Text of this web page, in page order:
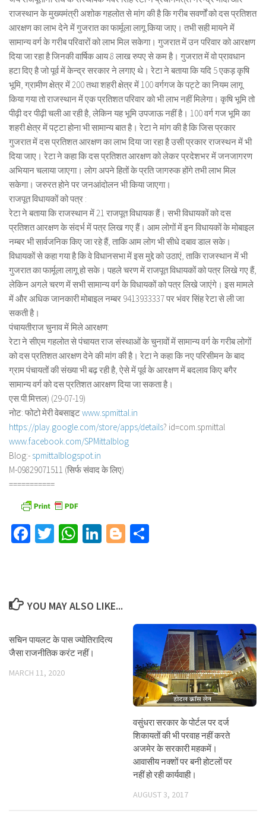
राजस्थान के मुख्यमंत्री अशोक गहलोत से मांग की है कि गरीब सवर्णों को दस प्रतिशत
आरक्षण का लाभ देने में गुजरात का फार्मूला लागू किया जाए। तभी सही मायने में
सामान्य वर्ग के गरीब परिवारों को लाभ मिल सकेगा। गुजरात में उन परिवार को आरक्षण
दिया जा रहा है जिनकी वार्षिक आय 8 लाख रुपए से कम है। गुजरात में वो प्रावधान
हटा दिए है जो पूर्व में केन्द्र सरकार ने लगाए थे। रेटा ने बताया कि यदि 5 एकड़ कृषि
भूमि, ग्रामीण क्षेत्र में 200 तथा शहरी क्षेत्र में 100 वर्गगज के पट्टे का नियम लागू
किया गया तो राजस्थान में एक प्रतिशत परिवार को भी लाभ नहीं मिलेगा। कृषि भूमि तो
पीढ़ी दर पीढ़ी चली आ रही है, लेकिन यह भूमि उपजाऊ नहीं है। 100 वर्ग गज भूमि का
शहरी क्षेत्र में पट्टा होना भी सामान्य बात है। रेटा ने मांग की है कि जिस प्रकार
गुजरात में दस प्रतिशत आरक्षण का लाभ दिया जा रहा है उसी प्रकार राजस्थन में भी
दिया जाए। रेटा ने कहा कि दस प्रतिशत आरक्षण को लेकर प्रदेशभर में जनजागरण
अभियान चलाया जाएगा। लोग अपने हितों के प्रति जागरुक होंगे तभी लाभ मिल
सकेगा। जरुरत होने पर जनआंदोलन भी किया जाएगा।
राजपूत विधायकों को पत्र :
रेटा ने बताया कि राजस्थान में 21 राजपूत विधायक हैं। सभी विधायकों को दस
प्रतिशत आरक्षण के संदर्भ में पत्र लिख गए हैं। आम लोगों में इन विधायकों के मोबाइल
नम्बर भी सार्वजनिक किए जा रहे हैं, ताकि आम लोग भी सीधे दबाव डाल सके।
विधायकों से कहा गया है कि वे विधानसभा में इस मुद्दे को उठाएं, ताकि राजस्थान में भी
गुजरात का फार्मूला लागू हो सके। पहले चरण में राजपूत विधायकों को पत्र लिखे गए हैं,
लेकिन अगले चरण में सभी सामान्य वर्ग के विधायकों को पत्र लिखे जाएंगे। इस मामले
में और अधिक जानकारी मोबाइल नम्बर 9413933337 पर भंवर सिंह रेटा से ली जा
सकती है।
पंचायतीराज चुनाव में मिले आरक्षण:
रेटा ने सीएम गहलोत से पंचायत राज संस्थाओं के चुनावों में सामान्य वर्ग के गरीब लोगों
को दस प्रतिशत आरक्षण देने की मांग की है। रेटा ने कहा कि नए परिसीमन के बाद
ग्राम पंचायतों की संख्या भी बढ़ रही है, ऐसे में पूर्व के आरक्षण में बदलाव किए बगैर
सामान्य वर्ग को दस प्रतिशत आरक्षण दिया जा सकता है।
एस.पी.मित्तल) (29-07-19)
नोट: फोटो मेरी वेबसाइटwww.spmittal.in
https://play.google.com/store/apps/details? id=com.spmittal
www.facebook.com/SPMittalblog
Blog:- spmittalblogspot.in
M-09829071511 (सिर्फ संवाद के लिए)
===========
Facebook
TwitterWhatsApp
LinkedIn
Blogger
YOU MAY ALSO LIKE...
सचिन पायलट के पास ज्योतिरादित्य
जैसा राजनीतिक करंट नहीं।
MARCH 11, 2020
वसुंधरा सरकार के पोर्टल पर दर्ज
शिकायतों की भी परवाह नहीं करते
अजमेर के सरकारी महकमें।
आवासीय नक्शों पर बनी होटलों पर
नहीं हो रही कार्यवाही।
AUGUST 3, 2017